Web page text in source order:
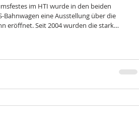
im HTI wurde in den beiden
Bahnwagen eine Ausstellung über die
eröffnet. Seit 2004 wurden die stark
von